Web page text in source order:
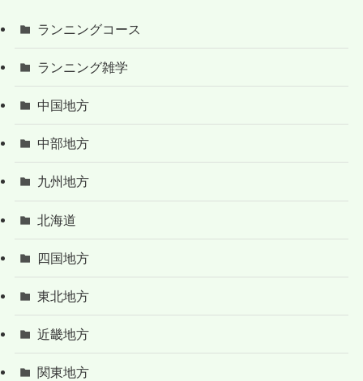
ランニングコース
ランニング雑学
中国地方
中部地方
九州地方
北海道
四国地方
東北地方
近畿地方
関東地方